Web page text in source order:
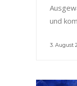
und
3. August